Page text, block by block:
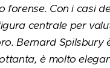
Con i casi
centrale per
Bernard Spilsbury
è molto